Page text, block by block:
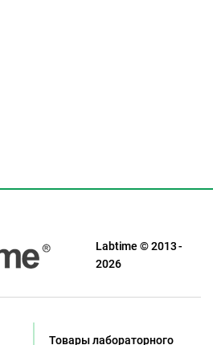
Labtime © 2013 -
2026
Товары лабораторного